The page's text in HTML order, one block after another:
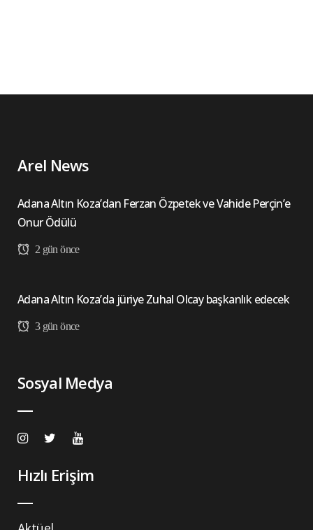
Arel News
Adana Altın Koza’dan Ferzan Özpetek ve Vahide Perçin’e
Onur Ödülü
2 gün önce
Adana Altın Koza’da jüriye Zuhal Olcay başkanlık edecek
3 gün önce
Sosyal Medya
Hızlı Erişim